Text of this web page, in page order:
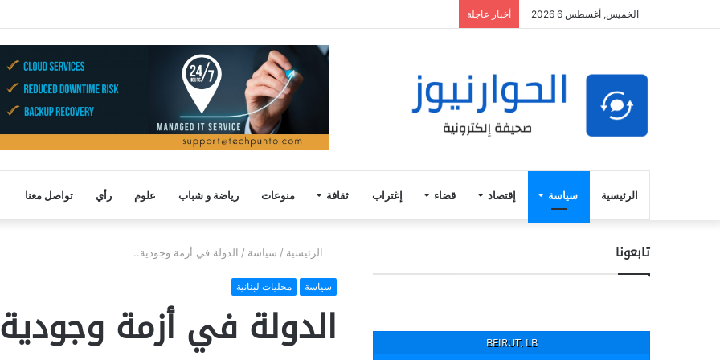
الخميس, أغسطس 6 2026 أخبار عاجلة
الرئيسية سياسة إقتصاد قضاء إغتراب ثقافة منوعات رياضة و شباب علوم رأي تواصل معنا
الرئيسية / سياسة / الدولة في أزمة وجودية..
سياسة محليات لبنانية
الدولة في أزمة
تابعونا
BEIRUT, LB